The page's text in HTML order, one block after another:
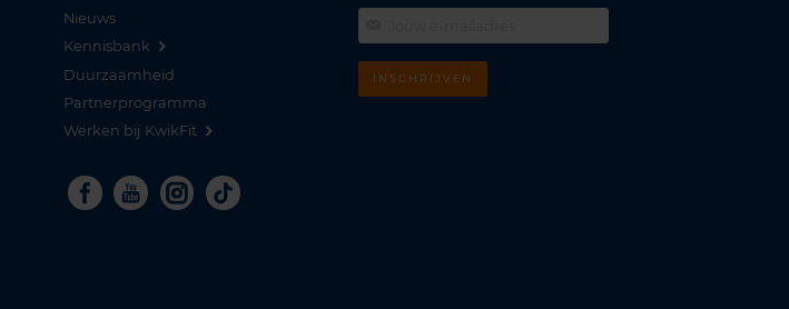
Nieuws
Kennisbank
Duurzaamheid
Partnerprogramma
Werken bij KwikFit
Facebook
YoutubeInstagram
Tiktok
INSCHRIJVEN